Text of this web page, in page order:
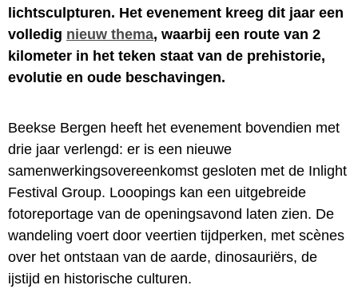
lichtsculpturen. Het evenement kreeg dit jaar een
volledig nieuw thema, waarbij een route van 2
kilometer in het teken staat van de prehistorie,
evolutie en oude beschavingen.
Beekse Bergen heeft het evenement bovendien met
drie jaar verlengd: er is een nieuwe
samenwerkingsovereenkomst gesloten met de Inlight
Festival Group. Looopings kan een uitgebreide
fotoreportage van de openingsavond laten zien. De
wandeling voert door veertien tijdperken, met scènes
over het ontstaan van de aarde, dinosauriërs, de
ijstijd en historische culturen.